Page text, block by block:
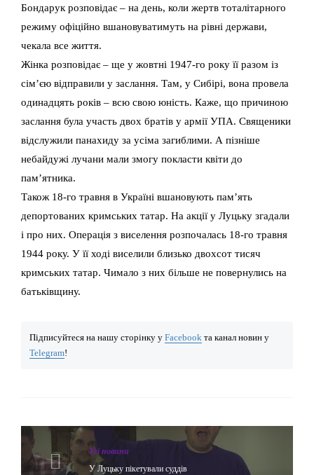
Бондарук розповідає – на день, коли жертв тоталітарного
режиму офіційно вшановуватимуть на рівні держави,
чекала все життя.
Жінка розповідає – ще у жовтні 1947-го року її разом із
сім’єю відправили у заслання. Там, у Сибірі, вона провела
одинадцять років – всю свою юність. Каже, що причиною
заслання була участь двох братів у армії УПА. Священики
відслужили панахиду за усіма загиблими. А пізніше
небайдужі лучани мали змогу покласти квіти до
пам’ятника.
Також 18-го травня в Україні вшановують пам’ять
депортованих кримських татар. На акції у Луцьку згадали
і про них. Операція з виселення розпочалась 18-го травня
1944 року. У її ході виселили близько двохсот тисяч
кримських татар. Чимало з них більше не повернулись на
батьківщину.
Підписуйтеся на нашу сторінку у Facebook та канал новин у
Telegram!
Yсі новини
У Луцьку пікетували суддів